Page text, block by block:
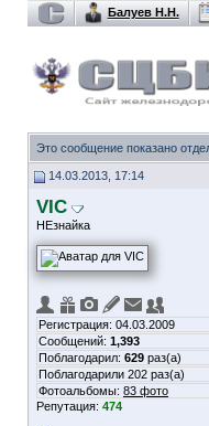
Балуев Н.Н.
Это сообщение показано
14.03.2013, 17:14
VIC
НЕзнайка
Регистрация: 04.03.2009
Сообщений: 1,393
Поблагодарил: 629 раз(а)
Поблагодарили 202 раз(а)
Фотоальбомы: 83 фото
Репутация: 474